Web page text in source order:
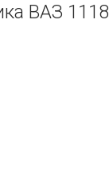
ВАЗ 1118